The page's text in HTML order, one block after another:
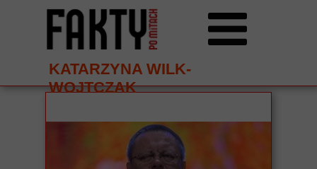
KATARZYNA WILK-
WOJTCZAK